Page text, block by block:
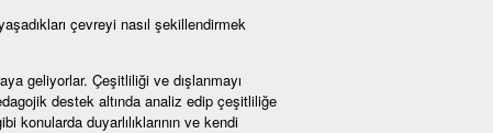
çevreyi nasıl şekillendirmek
geliyorlar. Çeşitliliği ve dışlanmayı
destek altında analiz edip çeşitliliğe
konularda duyarlılıklarının ve kendi